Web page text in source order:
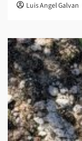
Luis Angel Galvan